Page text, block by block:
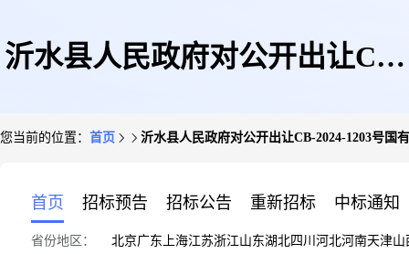
沂水县人民政府对公开出让CB-
您当前的位置： 首页 沂水县人民政府对公开出让CB-2024-1203号国
首页 招标预告 招标公告 重新招标 中标通知
省份地区： 北京广东 上海江苏浙江山东湖北四川 河北河南天津山